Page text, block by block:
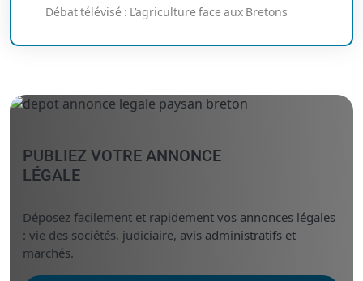
Débat télévisé : L’agriculture face aux Bretons
PUBLIEZ VOTRE ANNONCE
LÉGALE
Déposez facilement et rapidement vos annonces légales
: vie des sociétés, judiciaire, avis administratifs et
marchés.